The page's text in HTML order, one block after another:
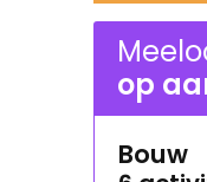
op
Bouw